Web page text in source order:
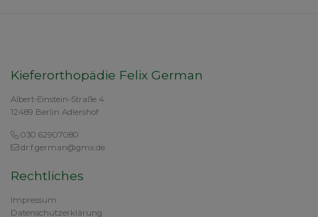
Kieferorthopädie Felix German
Albert-Einstein-Straße 4
12489 Berlin Adlershof
030 62907080
dr.f.german@gmx.de
Rechtliches
Impressum
Datenschutzerklärung